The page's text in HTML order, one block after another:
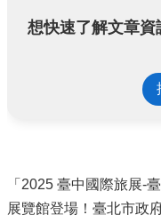
想快速了解文章
「2025 臺中國際旅展-
展覽館登場！臺北市政